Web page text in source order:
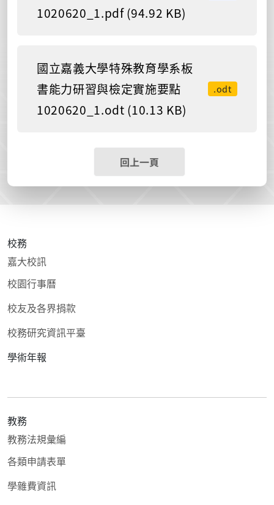
1020620_1.pdf (94.92 KB)
國立嘉義大學特殊教育學系板
書能力研習與檢定實施要點
1020620_1.odt (10.13 KB)
.odt
回上一頁
校務
嘉大校訊
校園行事曆
校友及各界捐款
校務研究資訊平臺
學術年報
教務
教務法規彙編
各類申請表單
學雜費資訊